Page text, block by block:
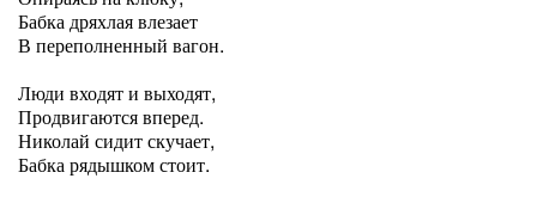
Бабка дряхлая влезает
В переполненный вагон.
Люди входят и выходят,
Продвигаются вперед.
Николай сидит скучает,
Бабка рядышком стоит.